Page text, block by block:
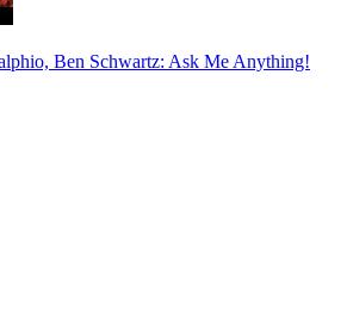
Ben Schwartz: Ask Me Anything!